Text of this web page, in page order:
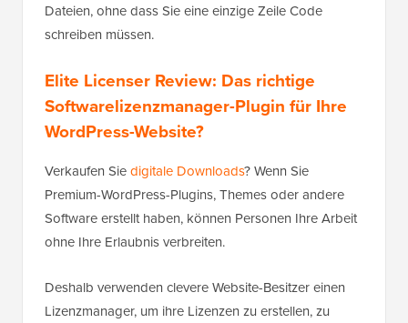
Dateien, ohne dass Sie eine einzige Zeile Code
schreiben müssen.
Elite Licenser Review: Das richtige
Softwarelizenzmanager-Plugin für Ihre
WordPress-Website?
Verkaufen Siedigitale Downloads? Wenn Sie
Premium-WordPress-Plugins, Themes oder andere
Software erstellt haben, können Personen Ihre Arbeit
ohne Ihre Erlaubnis verbreiten.
Deshalb verwenden clevere Website-Besitzer einen
Lizenzmanager, um ihre Lizenzen zu erstellen, zu